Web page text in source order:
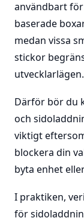
användbart för
baserade
medan vissa
stickor
utvecklarlägen.
Därför bör du
och
viktigt
blockera din
byta enhet
I praktiken,
för